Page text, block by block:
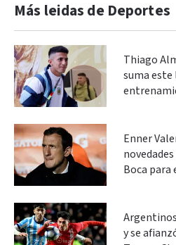
Más leidas de Deportes
Thiago
suma este
Enner
Boca
y se